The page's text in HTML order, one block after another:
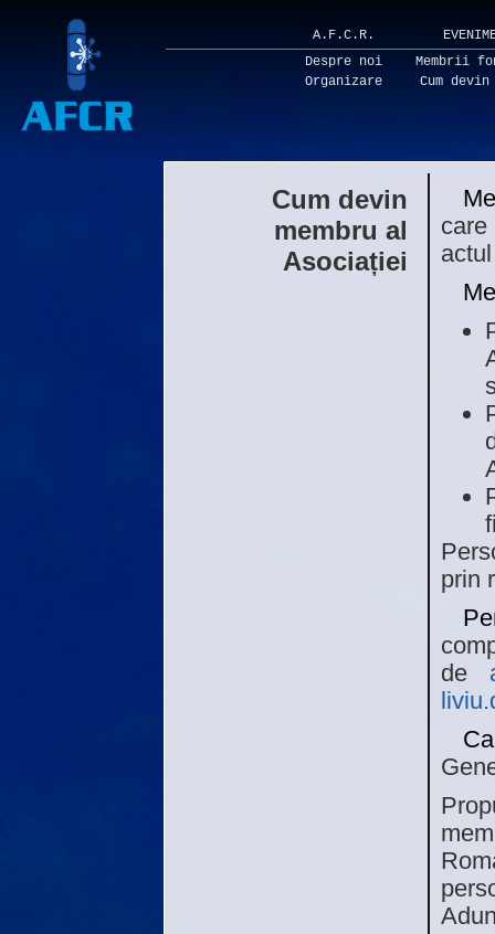
A.F.C.R.
Despre noi
Organizare
Membrii
Cum devin
Cum devin
membru al
Asociației
prin
de